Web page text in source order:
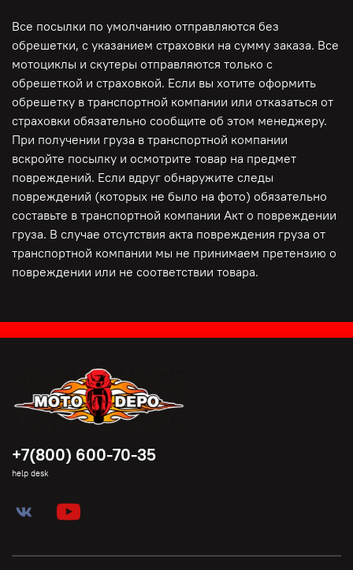
С уважением компания "Мото-Депо"
Все посылки по умолчанию отправляются без
обрешетки, с указанием страховки на сумму заказа. Все
мотоциклы и скутеры отправляются только с
обрешеткой и страховкой. Если вы хотите оформить
обрешетку в транспортной компании или отказаться от
страховки обязательно сообщите об этом менеджеру.
При получении груза в транспортной компании
вскройте посылку и осмотрите товар на предмет
повреждений. Если вдруг обнаружите следы
повреждений (которых не было на фото) обязательно
составьте в транспортной компании Акт о повреждении
груза. В случае отсутствия акта повреждения груза от
транспортной компании мы не принимаем претензию о
повреждении или не соответствии товара.
+7(800) 600-70-35
help desk